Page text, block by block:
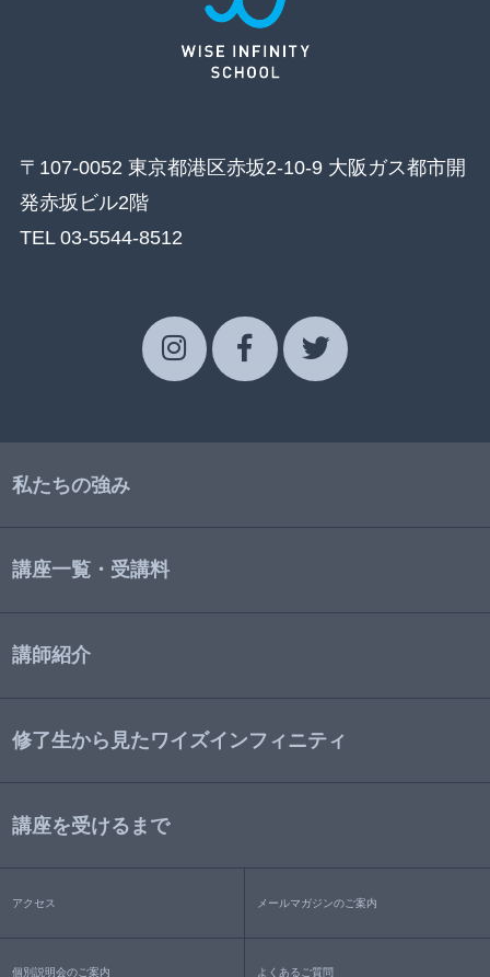
〒107-0052 東京都港区赤坂2-10-9 大阪ガス都市開
発赤坂ビル2階
TEL 03-5544-8512
私たちの強み
講座一覧・受講料
講師紹介
修了生から見たワイズインフィニティ
講座を受けるまで
アクセス メールマガジンのご案内
個別説明会のご案内 よくあるご質問